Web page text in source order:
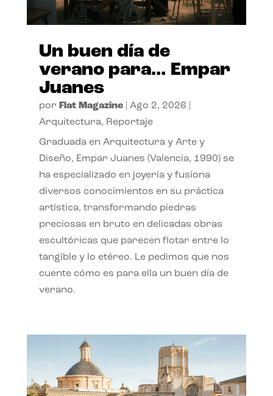
Un buen día de
verano para… Empar
Juanes
por Flat Magazine| Ago 2, 2026
Arquitectura, Reportaje
Graduada en Arquitectura y Arte y
Diseño, Empar Juanes (Valencia, 1990) se
ha especializado en joyería y fusiona
diversos conocimientos en su práctica
artística, transformando piedras
preciosas en bruto en delicadas obras
escultóricas que parecen flotar entre lo
tangible y lo etéreo. Le pedimos que nos
cuente cómo es para ella un buen día de
verano.